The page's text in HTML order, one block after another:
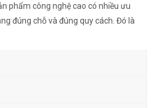
phẩm công nghệ cao có nhiều ưu
đúng chỗ và đúng quy cách. Đó là